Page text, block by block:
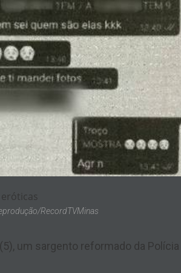
RecordTVMinas
um sargento reformado da